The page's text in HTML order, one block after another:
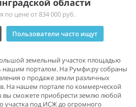
области
цене от 834 000 руб.
Пользователи часто ищут
земельный участок площадью
нашим порталом. На Румфи.ру собраны
о продаже земли различных
На нашем портале по коммерческой
вы сможете приобрести землю любой
участка под ИСЖ до огромного